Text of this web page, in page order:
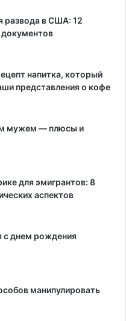
развода в США: 12
напитка, который
представления о кофе
мужем — плюсы и
для эмигрантов: 8
аспектов
с днем рождения
манипулировать